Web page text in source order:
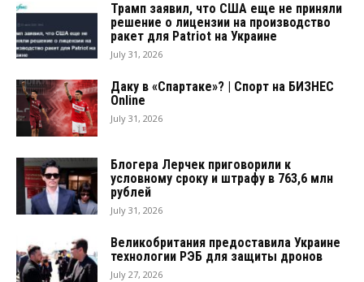
Трамп заявил, что США еще не приняли
решение о лицензии на производство
ракет для Patriot на Украине
July 31, 2026
Даку в «Спартаке»? | Спорт на БИЗНЕС
Online
July 31, 2026
Блогера Лерчек приговорили к
условному сроку и штрафу в 763,6 млн
рублей
July 31, 2026
Великобритания предоставила Украине
технологии РЭБ для защиты дронов
July 27, 2026